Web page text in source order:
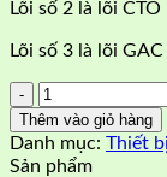
Lõi số 2 là lõi
Lõi số 3 là lõi GAC
Bộ
lọc
thô
3
Thêm vào giỏ hàng
Danh mục: Thiết
Sản phẩm